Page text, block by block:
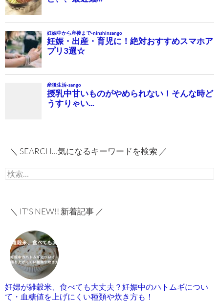
＼ SEARCH…気になるキーワードを検索 ／
検
索:
＼ IT'S NEW!! 新着記事 ／
妊婦が雑穀米、食べても大丈夫？妊娠中のハトムギについ
て・血糖値を上げにくい種類や炊き方も！